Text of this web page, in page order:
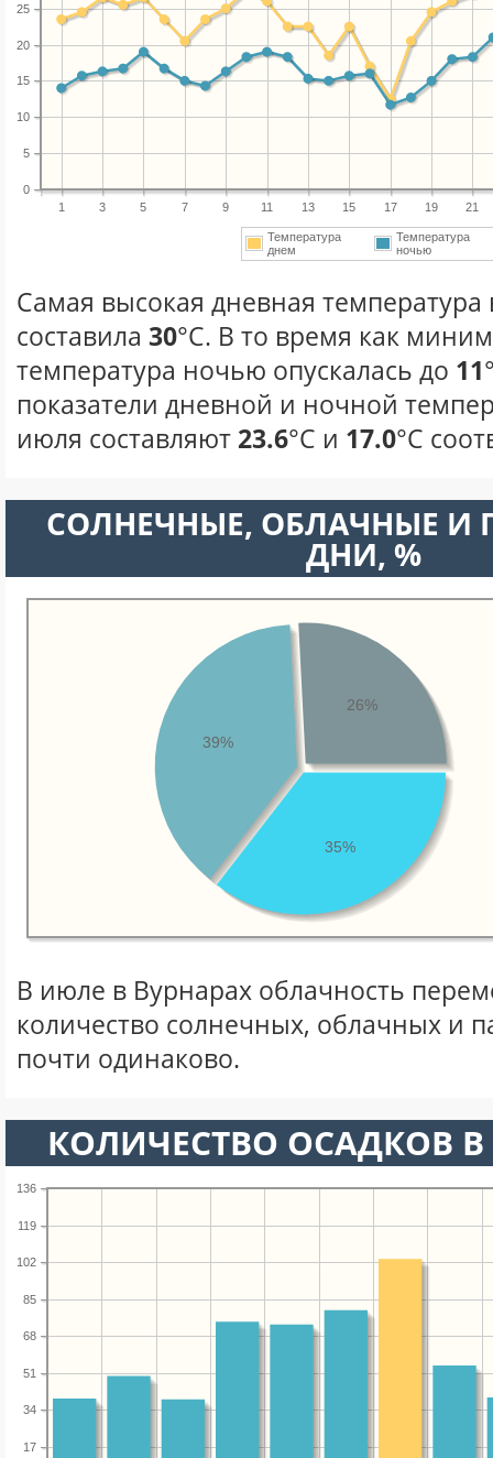
1 3 5 7 9 11 13 15 17 19 21
0
5
10
15
20
25
Температура
днем
Температура
ночью
Самая высокая дневная температура
составила 30°С. В то время как
температура ночью опускалась до 11
показатели дневной и ночной
июля составляют 23.6°С и 17.0°С
CОЛНЕЧНЫЕ, ОБЛАЧНЫЕ И
ДНИ, %
35%
39%
26%
В июле в Вурнарах облачность
количество солнечных, облачных и
почти одинаково.
КОЛИЧЕСТВО ОСАДКОВ
17
34
51
68
85
102
119
136